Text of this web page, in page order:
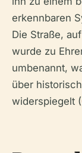
erkennbaren
Die Straße,
wurde zu
umbenannt,
über
widerspiegelt (